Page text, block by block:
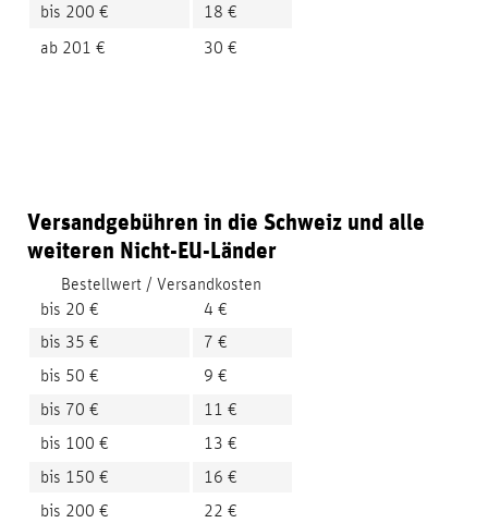
bis 200 € 18 €
ab 201 € 30 €
Versandgebühren in die Schweiz und alle
weiteren Nicht-EU-Länder
Bestellwert / Versandkosten
bis 20 €
4 €
bis 35 €
7 €
bis 50 €
9 €
bis 70 €
11 €
bis 100 €
13 €
bis 150 €
16 €
bis 200 €
22 €